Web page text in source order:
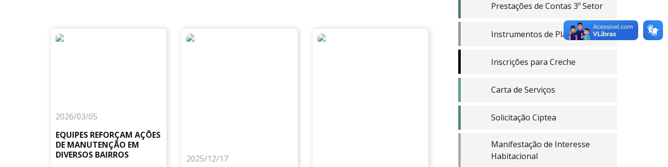
2026/03/05
EQUIPES REFORÇAM AÇÕES
DE MANUTENÇÃO EM
DIVERSOS BAIRROS
2025/12/17
Prestações de Contas 3º Setor
Instrumentos de Planejamento
Inscrições para Creche
Carta de Serviços
Solicitação Ciptea
Manifestação de Interesse
Habitacional